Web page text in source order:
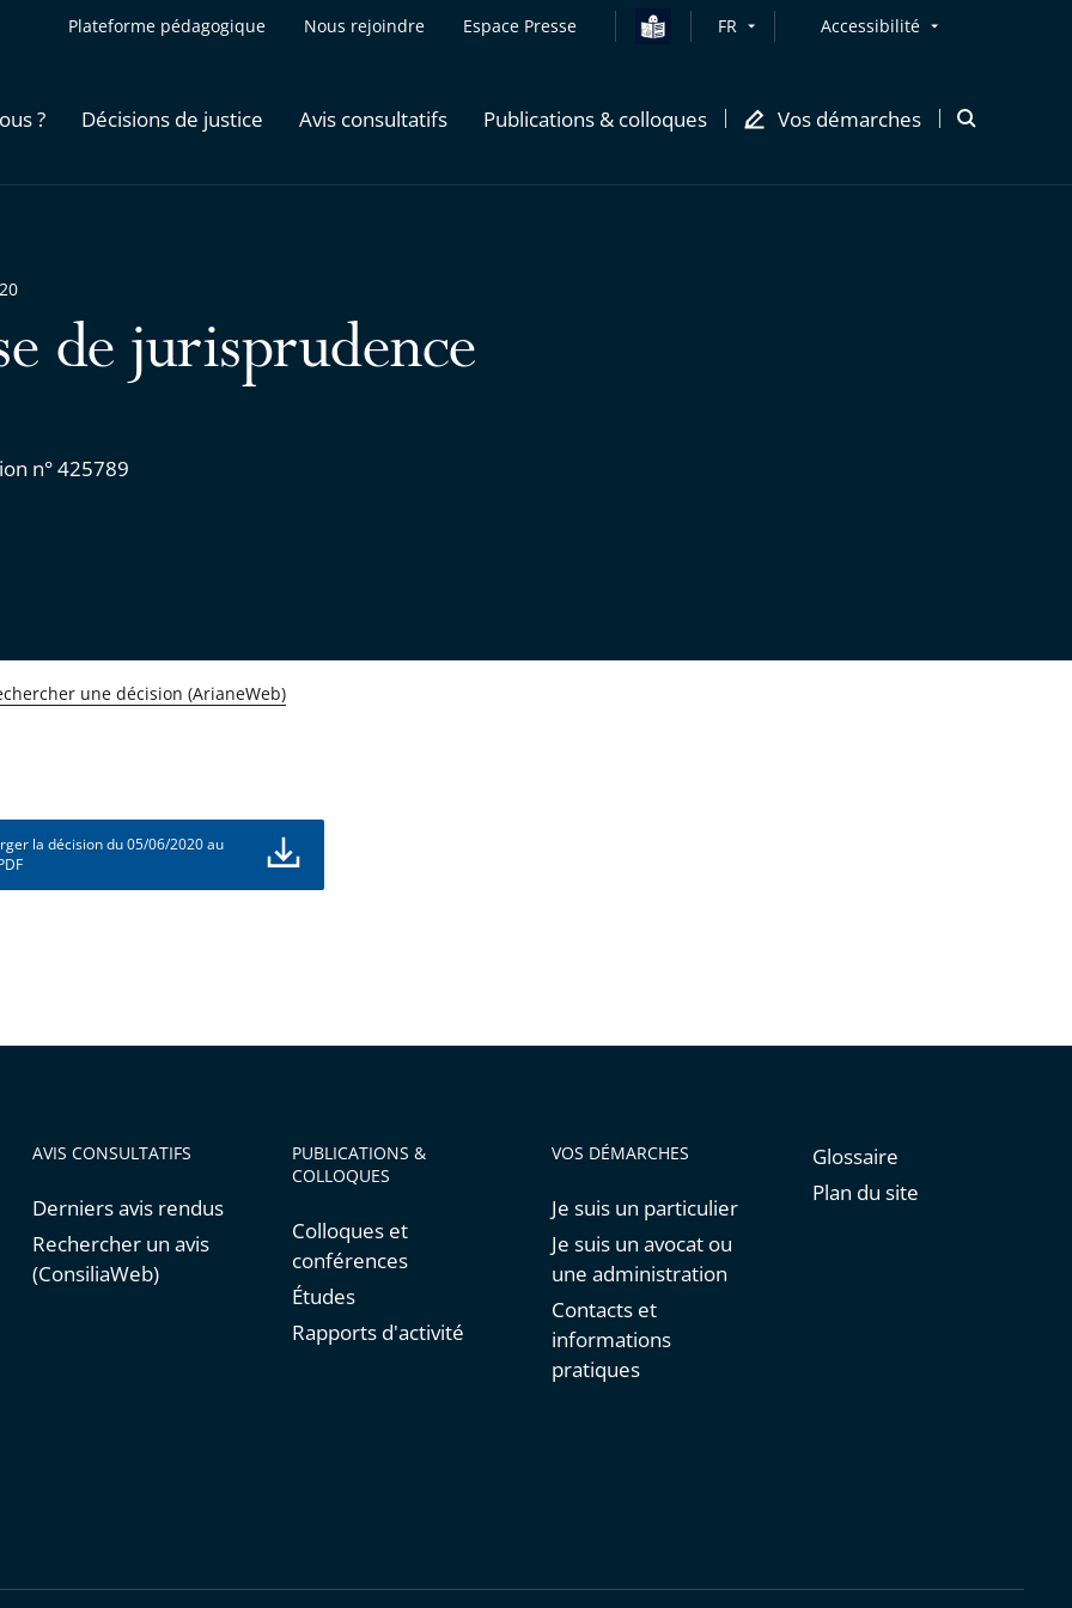
Plateforme pédagogique Nous rejoindre Espace Presse FR Accessibilité
? Décisions de justice Avis consultatifs Publications & colloques Vos démarches
Ouvrir
de jurisprudence
n° 425789
une décision (ArianeWeb)
la décision du 05/06/2020 au
AVIS CONSULTATIFS
Derniers avis rendus
Rechercher un avis
(ConsiliaWeb)
PUBLICATIONS &
COLLOQUES
Colloques et
conférences
Études
Rapports d'activité
VOS DÉMARCHES
Je suis un particulier
Je suis un avocat ou
une administration
Contacts et
informations
pratiques
Glossaire
Plan du site